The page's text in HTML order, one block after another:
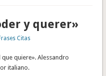
y querer»
Citas
quiere». Alessandro
italiano.